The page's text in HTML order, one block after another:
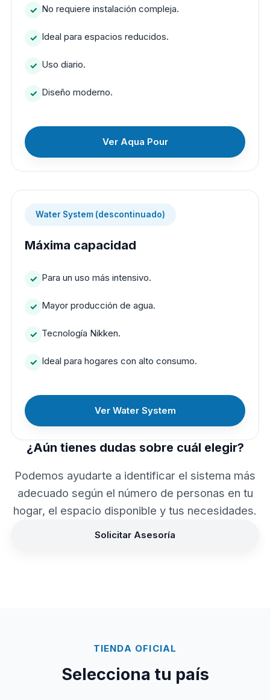
No requiere instalación compleja.
Ideal para espacios reducidos.
Uso diario.
Diseño moderno.
Ver Aqua Pour
Water System (descontinuado)
Máxima capacidad
Para un uso más intensivo.
Mayor producción de agua.
Tecnología Nikken.
Ideal para hogares con alto consumo.
Ver Water System
¿Aún tienes dudas sobre cuál elegir?
Podemos ayudarte a identificar el sistema más
adecuado según el número de personas en tu
hogar, el espacio disponible y tus necesidades.
Solicitar Asesoría
TIENDA OFICIAL
Selecciona tu país